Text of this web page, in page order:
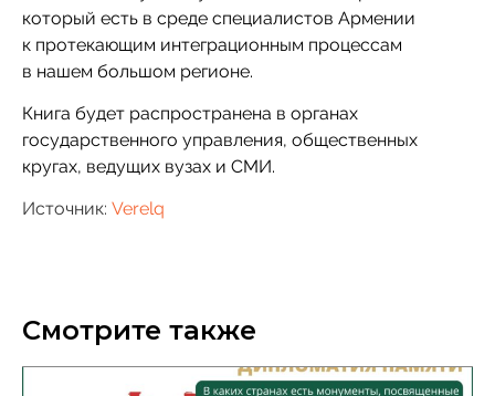
который есть в среде специалистов Армении
к протекающим интеграционным процессам
в нашем большом регионе.
Книга будет распространена в органах
государственного управления, общественных
кругах, ведущих вузах и СМИ.
Источник: Verelq
Смотрите также